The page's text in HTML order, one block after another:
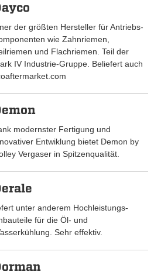
der größten Hersteller für Antriebs-
wie Zahnriemen,
und Flachriemen. Teil der
IV Industrie-Gruppe. Beliefert auch
modernster Fertigung und
Entwiklung bietet Demon by
Vergaser in Spitzenqualität.
unter anderem Hochleistungs-
für die Öl- und
Sehr effektiv.